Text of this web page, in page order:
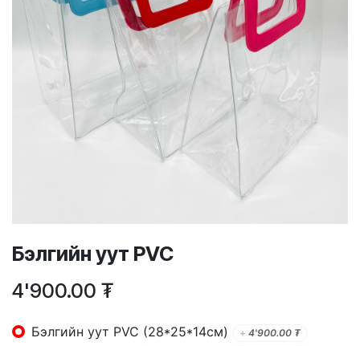
Бэлгийн уут PVC
4'900.00 ₮
Бэлгийн уут PVC (28*25*14см) + 4'900.00₮